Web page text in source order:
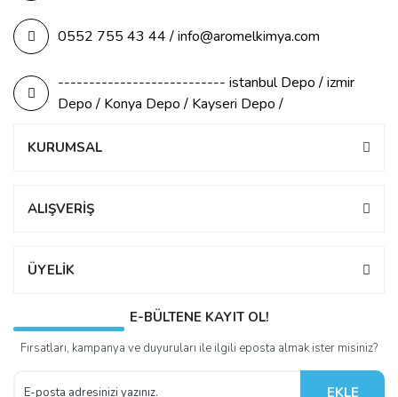
0552 755 43 44 / info@aromelkimya.com
--------------------------- istanbul Depo / izmir
Depo / Konya Depo / Kayseri Depo /
KURUMSAL
ALIŞVERİŞ
ÜYELİK
E-BÜLTENE KAYIT OL!
Fırsatları, kampanya ve duyuruları ile ilgili eposta almak ister misiniz?
EKLE